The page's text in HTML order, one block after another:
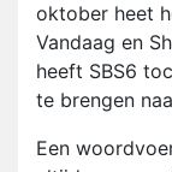
oktober heet
Vandaag en
heeft SBS6
te brengen
Een